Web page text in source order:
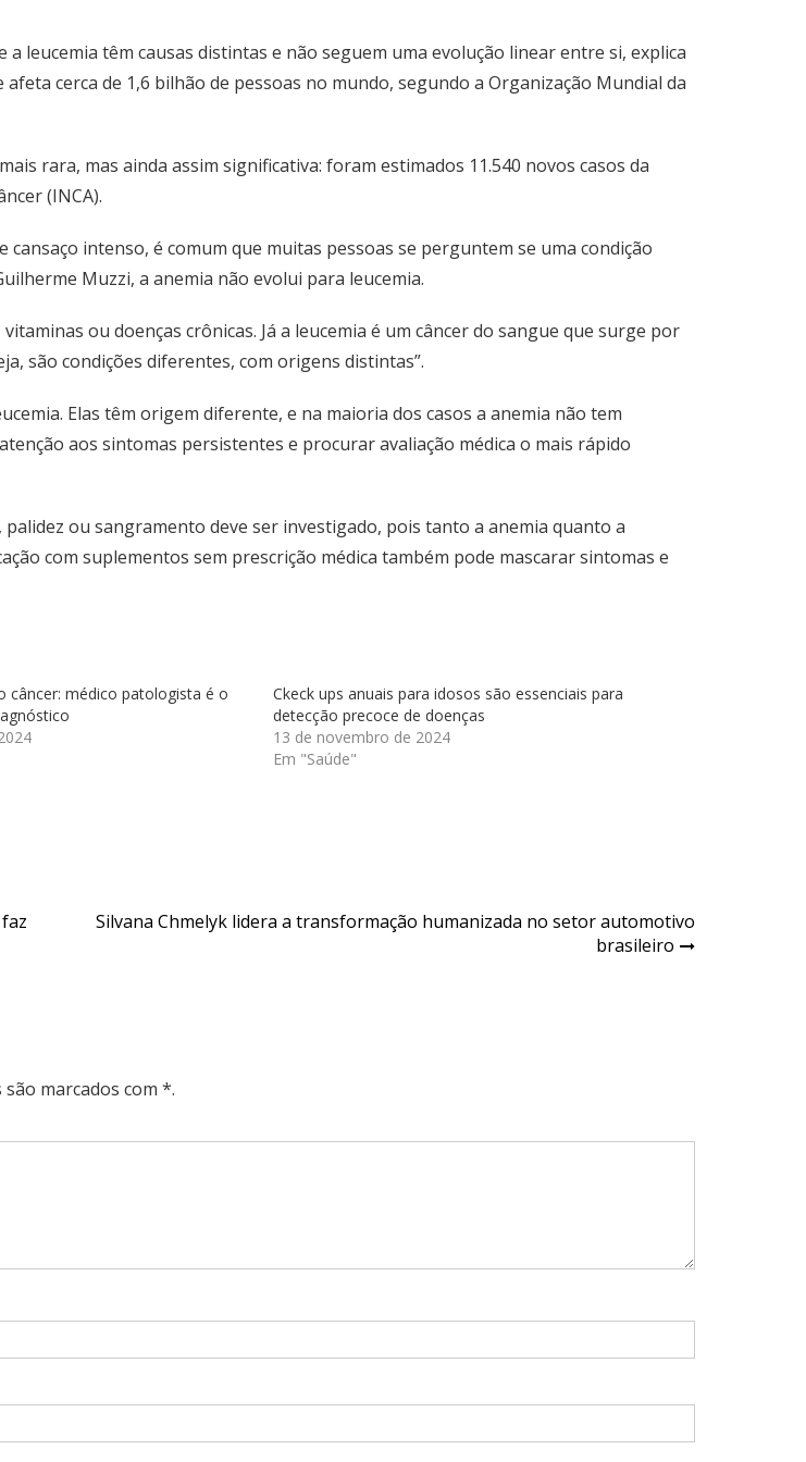
leucemia têm causas distintas e não seguem uma evolução linear entre si, explica
cerca de 1,6 bilhão de pessoas no mundo, segundo a Organização Mundial da
rara, mas ainda assim significativa: foram estimados 11.540 novos casos da
(INCA).
intenso, é comum que muitas pessoas se perguntem se uma condição
Muzzi, a anemia não evolui para leucemia.
ou doenças crônicas. Já a leucemia é um câncer do sangue que surge por
são condições diferentes, com origens distintas”.
Elas têm origem diferente, e na maioria dos casos a anemia não tem
aos sintomas persistentes e procurar avaliação médica o mais rápido
ou sangramento deve ser investigado, pois tanto a anemia quanto a
com suplementos sem prescrição médica também pode mascarar sintomas e
câncer: médico patologista é o
Ckeck ups anuais para idosos são essenciais para
detecção precoce de doenças
13 de novembro de 2024
Em "Saúde"
Silvana Chmelyk lidera a transformação humanizada no setor automotivo
brasileiro
marcados com *.